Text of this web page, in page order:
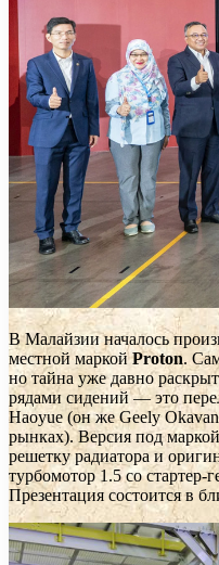
В Малайзии началось
местной маркойProton.
но тайна уже давно
рядами сидений — это
Haoyue (он же Geely
рынках). Версия под
решетку радиатора и
турбомотор 1.5 со стартер-
Презентация состоится в